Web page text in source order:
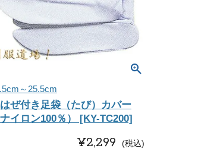
～25.5cm
ぜ付き足袋（たび）カバー
ナイロン100％） [KY-TC200]
¥2,299 税込